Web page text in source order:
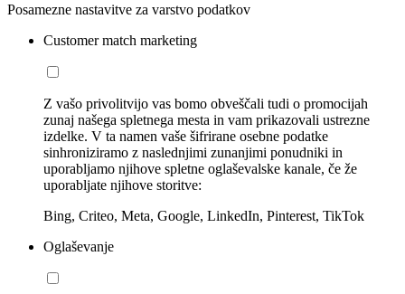
Posamezne nastavitve za varstvo podatkov
Customer match marketing
Z vašo privolitvijo vas bomo obveščali tudi o promocijah
zunaj našega spletnega mesta in vam prikazovali ustrezne
izdelke. V ta namen vaše šifrirane osebne podatke
sinhroniziramo z naslednjimi zunanjimi ponudniki in
uporabljamo njihove spletne oglaševalske kanale, če že
uporabljate njihove storitve:
Bing, Criteo, Meta, Google, LinkedIn, Pinterest, TikTok
Oglaševanje